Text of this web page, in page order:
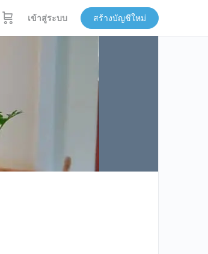
เข้าสู่ระบบ สร้างบัญชีใหม่